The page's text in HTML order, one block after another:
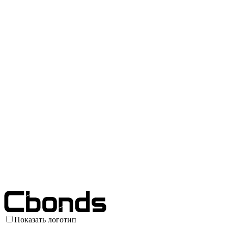
Показать логотип